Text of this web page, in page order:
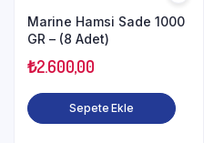
Marine Hamsi Sade 1000
GR – (8 Adet)
₺2.600,00
Sepete Ekle